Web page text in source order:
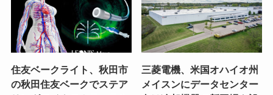
住友ベークライト、秋田市
の秋田住友ベークでステア
三菱電機、米国オハイオ州
メイスンにデータセンター